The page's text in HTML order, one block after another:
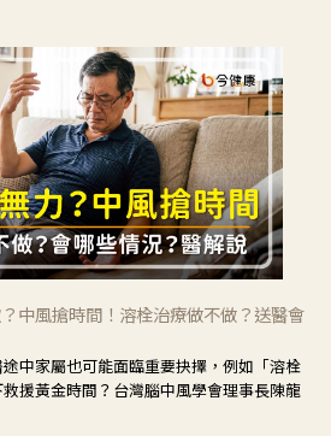
中風搶時間！溶栓治療做不做？送醫會
中家屬也可能面臨重要抉擇，例如「溶栓
援黃金時間？台灣腦中風學會理事長陳龍